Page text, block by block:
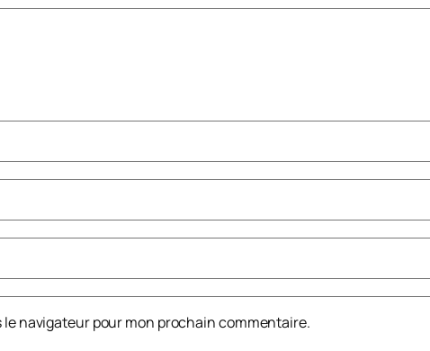
navigateur pour mon prochain commentaire.